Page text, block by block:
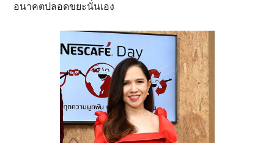
อนาคตปลอดขยะนั่นเอง